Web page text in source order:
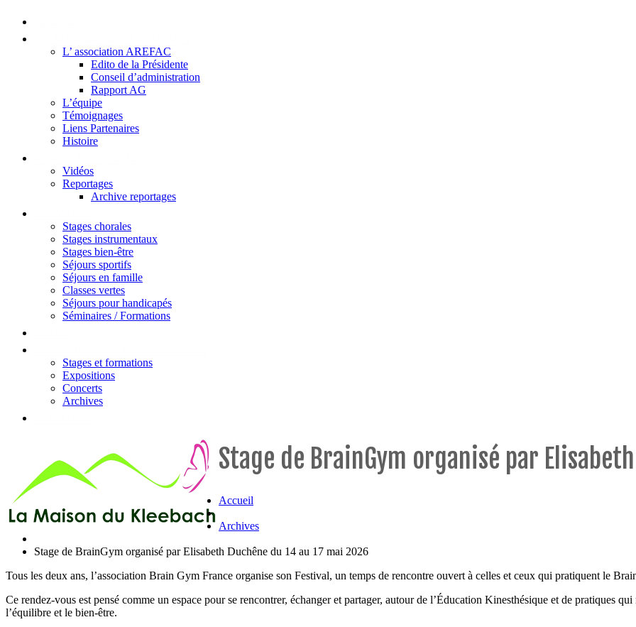
L’ association AREFAC
Edito de la Présidente
Conseil d’administration
Rapport AG
L’équipe
Témoignages
Liens Partenaires
Histoire
Vidéos
Reportages
Archive reportages
Stages chorales
Stages instrumentaux
Stages bien-être
Séjours sportifs
Séjours en famille
Classes vertes
Séjours pour handicapés
Séminaires / Formations
Stages et formations
Expositions
Concerts
Archives
Stage de BrainGym organisé par
Accueil
Archives
Stage de BrainGym organisé par Elisabeth Duchêne du 14 au 17 mai 2026
Tous les deux ans, l’association Brain Gym France organise son Festival, un temps de rencontre ouvert à celles et ceux qui pratiquent le
Ce rendez-vous est pensé comme un espace pour se rencontrer, échanger et partager, autour de l’Éducation Kinesthésique et de pratiques
l’équilibre et le bien-être.